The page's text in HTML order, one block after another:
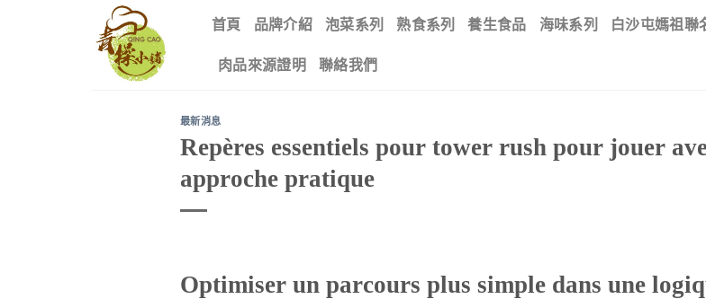
content
首頁 品牌介紹 泡菜系列 熟食系列 養生食品 海味系列 白沙屯媽祖聯
肉品來源證明 聯絡我們
最新消息
Repères essentiels pour tower rush pour jouer
approche pratique
Optimiser un parcours plus simple dans une